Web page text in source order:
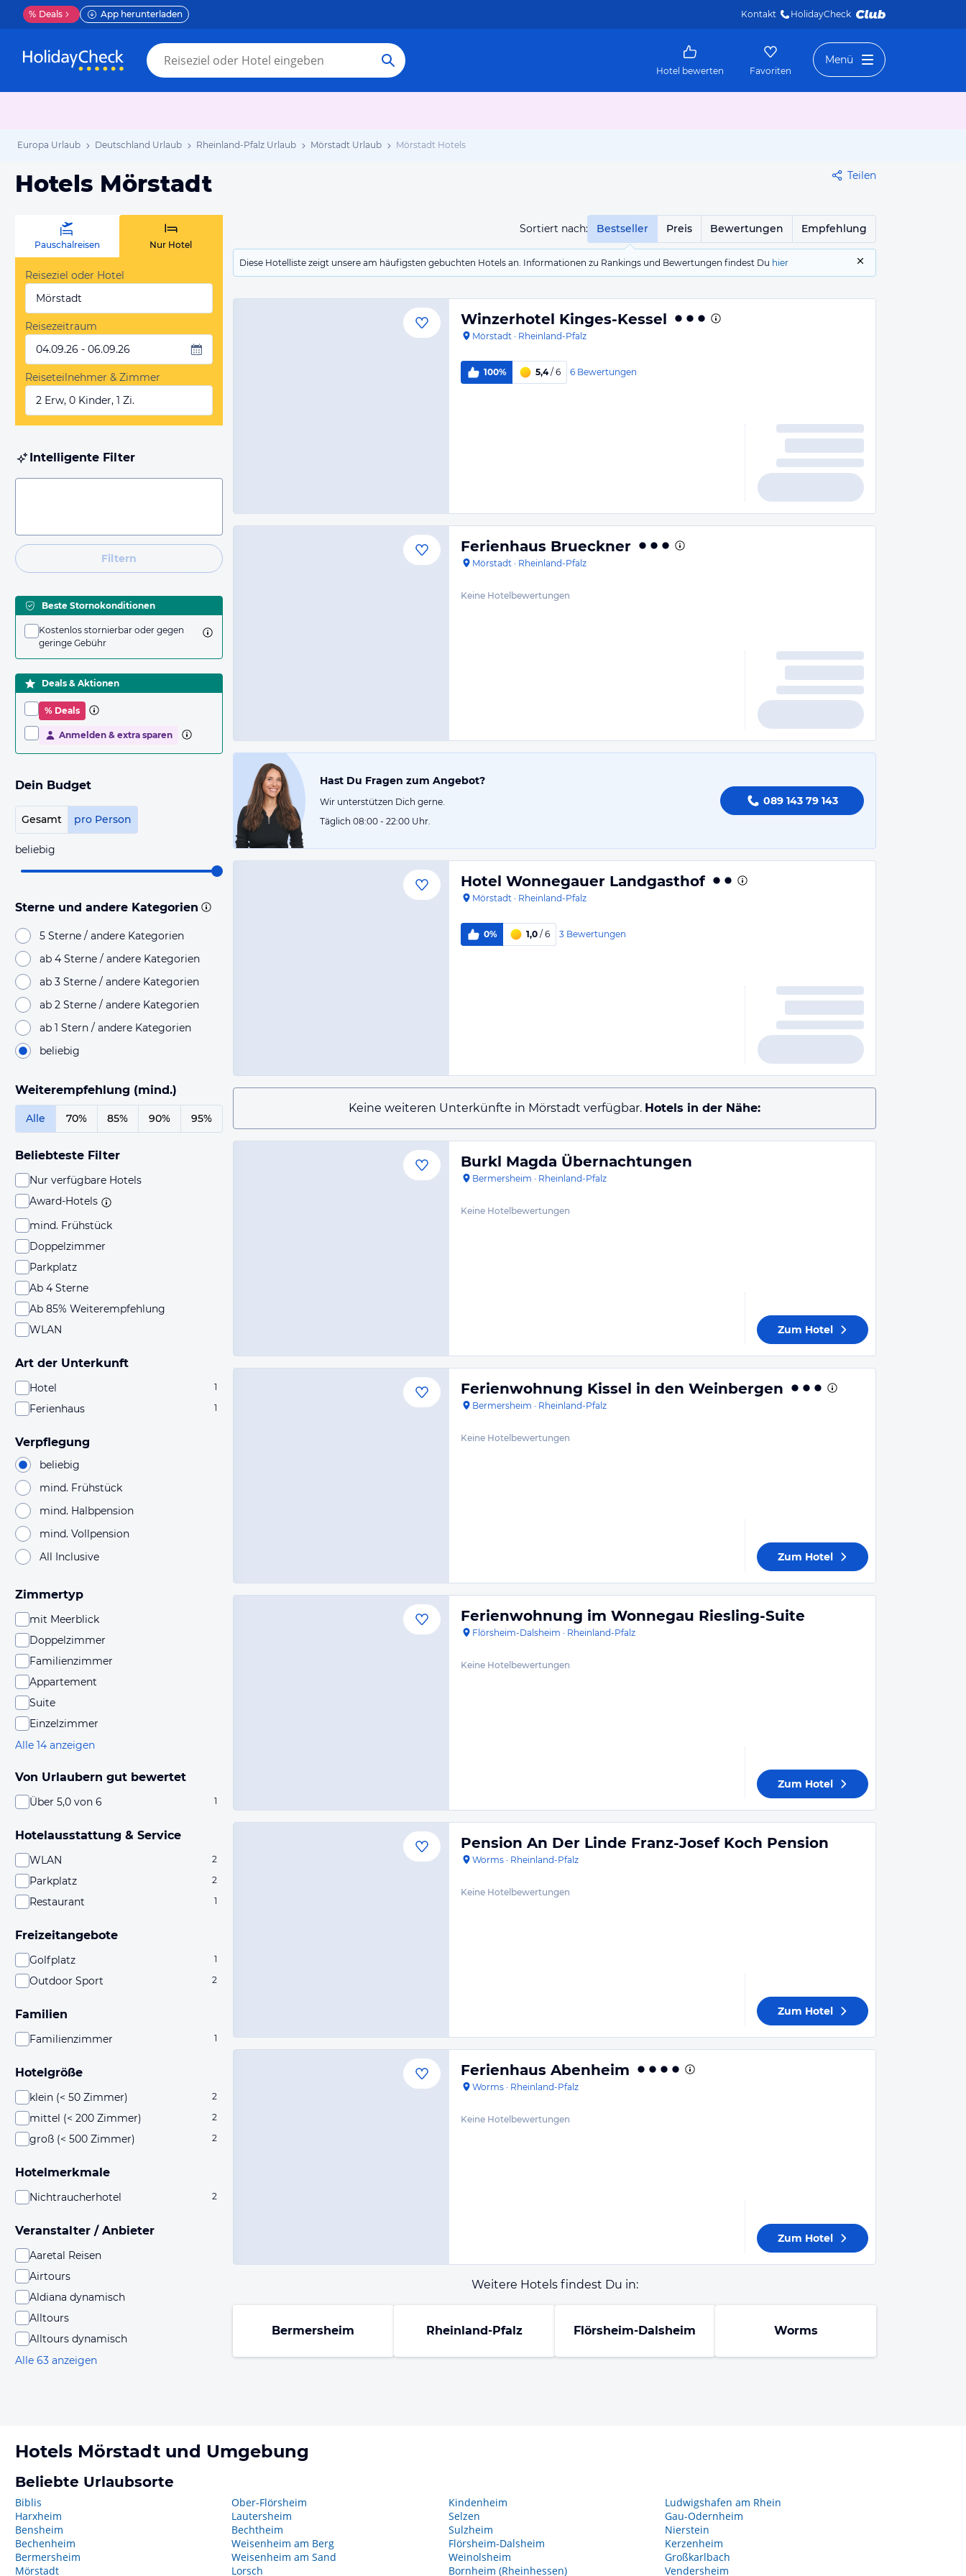
% Deals App herunterladen Kontakt HolidayCheck
Hotel bewerten Favoriten
Menü
Europa Urlaub Deutschland Urlaub Rheinland-Pfalz Urlaub Mörstadt Urlaub Mörstadt Hotels
Hotels Mörstadt Teilen
Sortiert nach: Bestseller Preis Bewertungen Empfehlung
Diese Hotelliste zeigt unsere am häufigsten gebuchten Hotels an. Informationen zu Rankings und Bewertungen findest Du hier
Pauschalreisen Nur Hotel
Reiseziel oder Hotel
Mörstadt
Reisezeitraum
04.09.26 - 06.09.26
Reiseteilnehmer & Zimmer
2 Erw, 0 Kinder, 1 Zi.
Intelligente Filter
Filtern
Beste Stornokonditionen
Kostenlos stornierbar oder gegen
geringe Gebühr
Deals & Aktionen
% Deals
Anmelden & extra sparen
Dein Budget
Gesamt pro Person
beliebig
Sterne und andere Kategorien
5 Sterne / andere Kategorien
ab 4 Sterne / andere Kategorien
ab 3 Sterne / andere Kategorien
ab 2 Sterne / andere Kategorien
ab 1 Stern / andere Kategorien
beliebig
Weiterempfehlung (mind.)
Alle 70% 85% 90% 95%
Beliebteste Filter
Nur verfügbare Hotels
Award-Hotels
mind. Frühstück
Doppelzimmer
Parkplatz
Ab 4 Sterne
Ab 85% Weiterempfehlung
WLAN
Art der Unterkunft
Hotel 1
Ferienhaus 1
Verpflegung
beliebig
mind. Frühstück
mind. Halbpension
mind. Vollpension
All Inclusive
Zimmertyp
mit Meerblick
Doppelzimmer
Familienzimmer
Appartement
Suite
Einzelzimmer
Alle 14 anzeigen
Von Urlaubern gut bewertet
Über 5,0 von 6 1
Hotelausstattung & Service
WLAN 2
Parkplatz 2
Restaurant 1
Freizeitangebote
Golfplatz 1
Outdoor Sport 2
Familien
Familienzimmer 1
Hotelgröße
klein (< 50 Zimmer) 2
mittel (< 200 Zimmer) 2
groß (< 500 Zimmer) 2
Hotelmerkmale
Nichtraucherhotel 2
Veranstalter / Anbieter
Aaretal Reisen
Airtours
Aldiana dynamisch
Alltours
Alltours dynamisch
Alle 63 anzeigen
Winzerhotel Kinges-Kessel
Mörstadt · Rheinland-Pfalz
100% 5,4/ 6 6 Bewertungen
Ferienhaus Brueckner
Mörstadt · Rheinland-Pfalz
Keine Hotelbewertungen
Hast Du Fragen zum Angebot?
Wir unterstützen Dich gerne.
Täglich 08:00 - 22:00 Uhr.
089 143 79 143
Hotel Wonnegauer Landgasthof
Mörstadt · Rheinland-Pfalz
0% 1,0 / 6 3 Bewertungen
Keine weiteren Unterkünfte in Mörstadt verfügbar. Hotels in der Nähe:
Burkl Magda Übernachtungen
Bermersheim · Rheinland-Pfalz
Keine Hotelbewertungen
Zum Hotel
Ferienwohnung Kissel in den Weinbergen
Bermersheim · Rheinland-Pfalz
Keine Hotelbewertungen
Zum Hotel
Ferienwohnung im Wonnegau Riesling-Suite
Flörsheim-Dalsheim · Rheinland-Pfalz
Keine Hotelbewertungen
Zum Hotel
Pension An Der Linde Franz-Josef Koch Pension
Worms · Rheinland-Pfalz
Keine Hotelbewertungen
Zum Hotel
Ferienhaus Abenheim
Worms · Rheinland-Pfalz
Keine Hotelbewertungen
Zum Hotel
Weitere Hotels findest Du in:
Bermersheim Rheinland-Pfalz Flörsheim-Dalsheim Worms
Hotels Mörstadt und Umgebung
Beliebte Urlaubsorte
Biblis
Harxheim
Bensheim
Bechenheim
Bermersheim
Mörstadt
Ober-Flörsheim
Lautersheim
Bechtheim
Weisenheim am Berg
Weisenheim am Sand
Lorsch
Kindenheim
Selzen
Sulzheim
Flörsheim-Dalsheim
Weinolsheim
Bornheim (Rheinhessen)
Ludwigshafen am Rhein
Gau-Odernheim
Nierstein
Kerzenheim
Großkarlbach
Vendersheim